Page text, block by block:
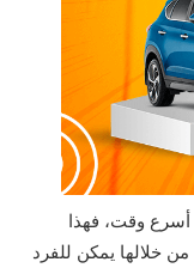
أسرع وقت، فهذا
خلالها يمكن للفرد